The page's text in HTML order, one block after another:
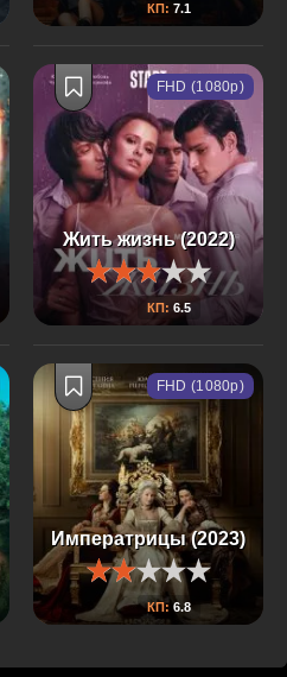
КП: 7.1
Жить жизнь (2022)
КП: 6.5
FHD (1080p)
Императрицы (2023)
КП: 6.8
FHD (1080p)